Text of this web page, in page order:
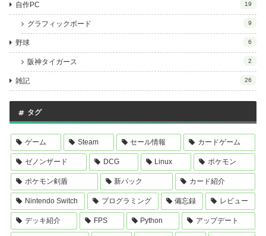
自作PC 19
グラフィックボード 9
野球 6
阪神タイガース 2
雑記 26
タグ
ゲーム Steam セール情報 カードゲーム
ゼノンザード DCG Linux ポケモン
ポケモン剣盾 新パック カード紹介
Nintendo Switch プログラミング 備忘録 レビュー
デッキ紹介 FPS Python アップデート